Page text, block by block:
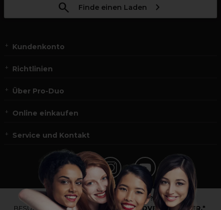
Finde einen Laden
Kundenkonto
Richtlinien
Über Pro-Duo
Online einkaufen
Service und Kontakt
*Du bist kein Profikunde?
BESUCHE
UNSERE WEBSEITE FÜR ENDVERBRAUCHER.*